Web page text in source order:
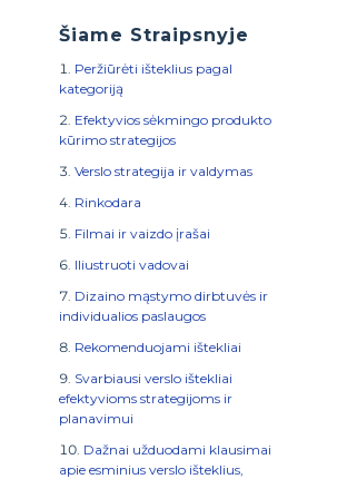
Šiame Straipsnyje
Peržiūrėti išteklius pagal
kategoriją
Efektyvios sėkmingo produkto
kūrimo strategijos
Verslo strategija ir valdymas
Rinkodara
Filmai ir vaizdo įrašai
Iliustruoti vadovai
Dizaino mąstymo dirbtuvės ir
individualios paslaugos
Rekomenduojami ištekliai
Svarbiausi verslo ištekliai
efektyvioms strategijoms ir
planavimui
Dažnai užduodami klausimai
apie esminius verslo išteklius,